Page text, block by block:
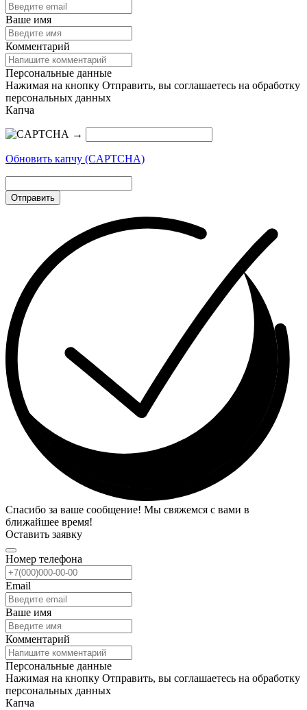
Ваше имя
Комментарий
Персональные данные
Нажимая на кнопку Отправить, вы соглашаетесь на обработку
персональных данных
Капча
→
Обновить капчу (CAPTCHA)
Отправить
Спасибо за ваше сообщение! Мы свяжемся с вами в
ближайшее время!
Оставить заявку
Номер телефона
Email
Ваше имя
Комментарий
Персональные данные
Нажимая на кнопку Отправить, вы соглашаетесь на обработку
персональных данных
Капча